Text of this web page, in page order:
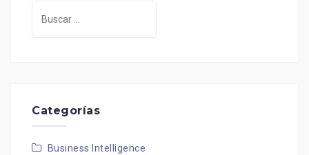
Categorías
Business Intelligence